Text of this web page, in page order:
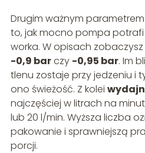
Drugim ważnym
to, jak mocno pompa
worka. W opisach
-0,9 barczy -0,95 bar. Im
tlenu zostaje przy jedzeniu i
ono świeżość. Z kolei
najczęściej w litrach na
lub 20 l/min. Wyższa liczba
pakowanie i sprawniejszą
porcji.